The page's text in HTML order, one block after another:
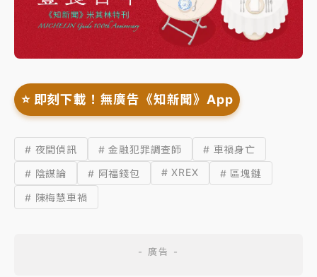
⭐️ 即刻下載！無廣告《知新聞》App
# 夜間偵訊 # 金融犯罪調查師
# 車禍身亡
# 陰謀論
# 阿福錢包 # XREX
# 區塊鏈
# 陳梅慧車禍